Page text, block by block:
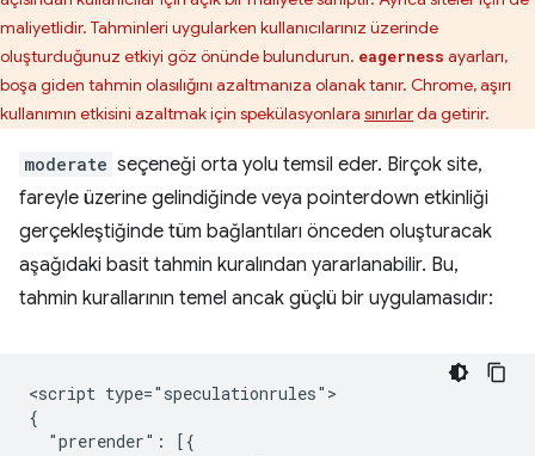
maliyetlidir. Tahminleri uygularken kullanıcılarınız üzerinde
oluşturduğunuz etkiyi göz önünde bulundurun. eagerness ayarları,
boşa giden tahmin olasılığını azaltmanıza olanak tanır. Chrome, aşırı
kullanımın etkisini azaltmak için spekülasyonlara sınırlarda getirir.
moderate seçeneği orta yolu temsil eder. Birçok site,
fareyle üzerine gelindiğinde veya pointerdown etkinliği
gerçekleştiğinde tüm bağlantıları önceden oluşturacak
aşağıdaki basit tahmin kuralından yararlanabilir. Bu,
tahmin kurallarının temel ancak güçlü bir uygulamasıdır:
<script type="speculationrules">
{
  "prerender": [{